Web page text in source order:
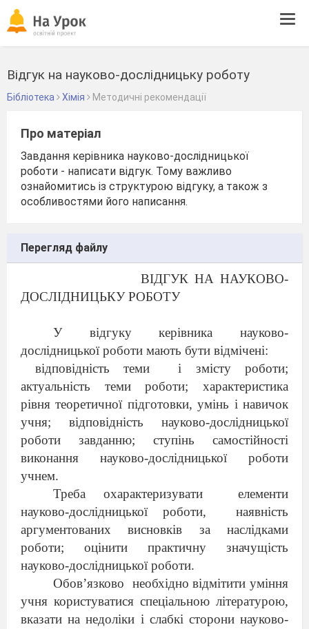
Відгук на науково-дослідницьку роботу
Бібліотека Хімія Методичні рекомендації
Про матеріал
Завдання керівника науково-дослідницької
роботи - написати відгук. Тому важливо
ознайомитись із структурою відгуку, а також з
особливостями його написання.
Перегляд файлу
ВІДГУК НА НАУКОВО-
ДОСЛІДНИЦЬКУ РОБОТУ
У відгуку керівника науково-
дослідницької роботи мають бути відмічені:
відповідність теми
і змісту роботи;
актуальність теми роботи; характеристика
рівня теоретичної підготовки, умінь і навичок
учня; відповідність науково-дослідницької
роботи завданню; ступінь самостійності
виконання науково-дослідницької роботи
учнем.
Треба охарактеризувати
елементи
науково-дослідницької роботи,
наявність
аргументованих висновків за наслідками
роботи; оцінити практичну значущість
науково-дослідницької роботи.
Обов’язково
необхідно відмітити уміння
учня користуватися спеціальною літературою,
вказати на недоліки і слабкі сторони науково-